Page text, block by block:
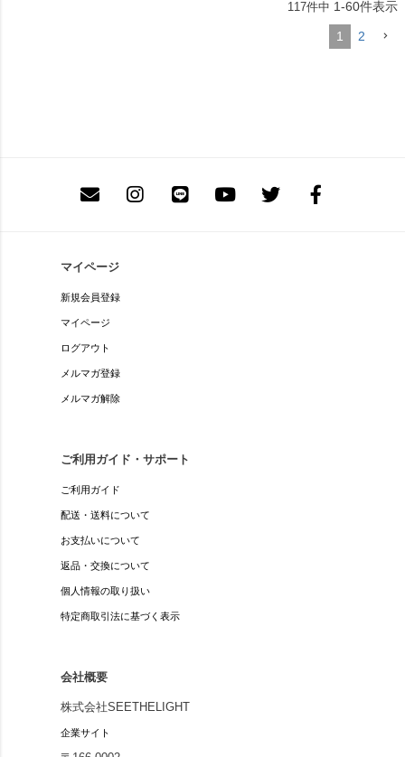
117件中 1-60件表示
1 2
マイページ
新規会員登録
マイページ
ログアウト
メルマガ登録
メルマガ解除
ご利用ガイド・サポート
ご利用ガイド
配送・送料について
お支払いについて
返品・交換について
個人情報の取り扱い
特定商取引法に基づく表示
会社概要
株式会社SEETHELIGHT
企業サイト